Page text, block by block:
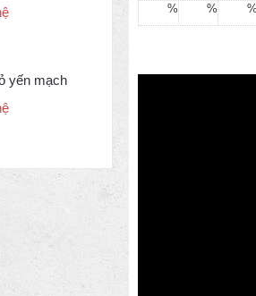
yến mạch
%
%